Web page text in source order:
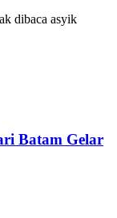
dibaca asyik
Batam Gelar